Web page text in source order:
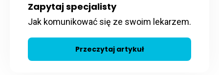
Zapytaj specjalisty
Jak komunikować się ze swoim lekarzem.
Przeczytaj artykuł